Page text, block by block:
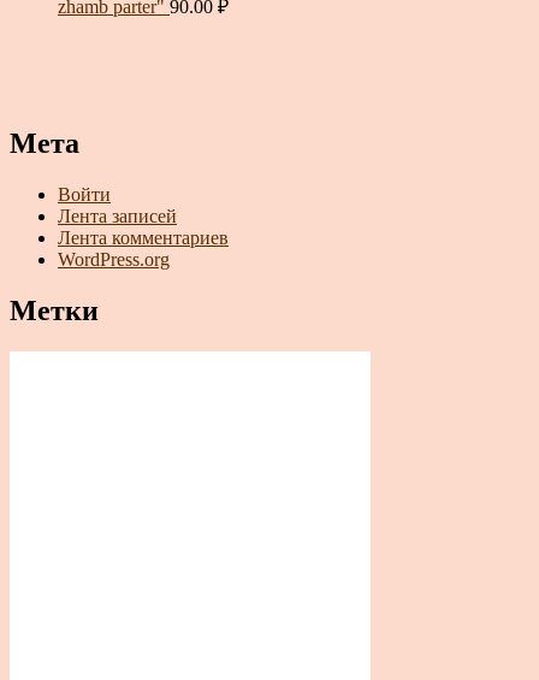
zhamb parter" 90.00 ₽
Мета
Войти
Лента записей
Лента комментариев
WordPress.org
Метки